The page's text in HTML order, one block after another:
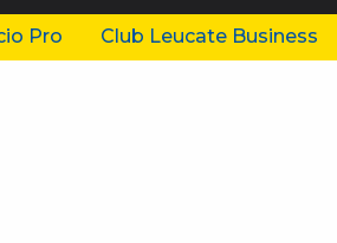
Pro Club Leucate Business